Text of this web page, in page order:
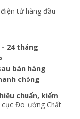
tử hàng đầu
- 24 tháng
bán hàng
chóng
chuẩn, kiểm
Đo lường Chất